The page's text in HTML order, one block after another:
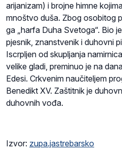
arijanizam) i brojne himne
mnoštvo duša. Zbog osobitog
ga „harfa Duha Svetoga“. Bio
pjesnik, znanstvenik i duhovni
Iscrpljen od skupljanja
velike gladi, preminuo je na
Edesi. Crkvenim naučiteljem
Benedikt XV. Zaštitnik je
duhovnih vođa.
Izvor: zupa.jastrebarsko